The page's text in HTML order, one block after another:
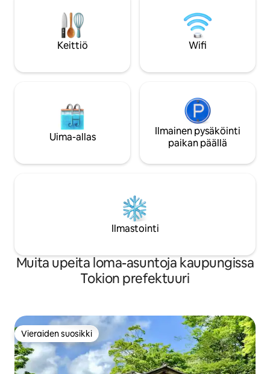
"komeya", huone, johon mahtuu
enintään kolme aikuista ja jossa on täysin
varustettu keittiö ja ruoanlaittovälineet.
◆ Huoneen ominaisuudet (komeya)
järjestää matkatavarasi rauhassa ennen
on keittiö ja ruoanlaittovälineet. Voit
tehdä ostoksia läheisessä
supermarketissa tai paikallisten
rakastamassa ruokakaupassa ja nauttia
Tarjoamme sinulle sellaisen arjen, jossa
kävelymatka Seibu-Ikebukuro-linjan
Higashi-Nagasaki-aseman pohjoissuulta
・ Noin 5 minuuttia junalla Ikebukai-
asemalle ・Sieltä on myös erinomainen
(noin 15 minuuttia) ja Tokion Ginzaan
(noin 30 minuuttia). Se on täydellinen
tukikohta myös Tokion nähtävyyksien
Tokiossa. Lähistöllä on supermarketteja,
lähikauppoja,
kahviloita ja
myös Luup-
sähköisellä
minuutin
(Tsukuba-
kävelymatka 🚆
minuuttia/Ginza:
minuuttia/
rakennuksessa
matkatavaroiden
vapaasti poiketa
Keittiö Wifi
Uima-allas
Ilmainen pysäköinti
paikan päällä
Ilmastointi
Muita upeita loma-asuntoja kaupungissa
Tokion prefektuuri
Vieraiden suosikki
Vieraiden suosikki